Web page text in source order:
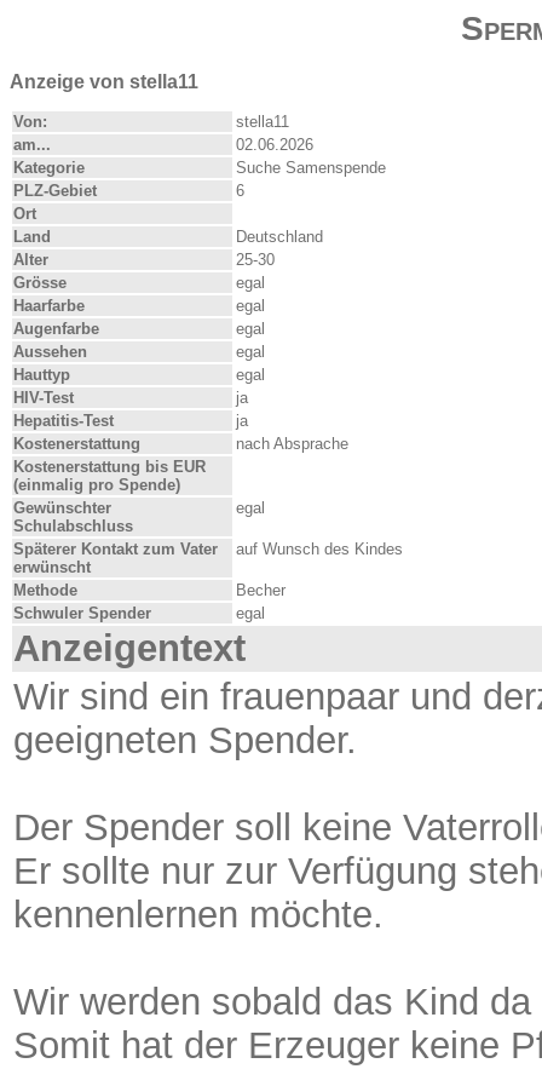
Anzeige von stella11
Von:
stella11
am...
02.06.2026
Kategorie
Suche Samenspende
PLZ-Gebiet
6
Ort
Land
Deutschland
Alter
25-30
Grösse
egal
Haarfarbe
egal
Augenfarbe
egal
Aussehen
egal
Hauttyp
egal
HIV-Test
ja
Hepatitis-Test
ja
Kostenerstattung
nach Absprache
Kostenerstattung bis EUR
(einmalig pro Spende)
Gewünschter
Schulabschluss
egal
Späterer Kontakt zum Vater
erwünscht
auf Wunsch des Kindes
Methode
Becher
Schwuler Spender
egal
Anzeigentext
Wir sind ein frauenpaar und
geeigneten Spender.
Der Spender soll keine
Er sollte nur zur Verfügung
kennenlernen möchte.
Wir werden sobald das Kind
Somit hat der Erzeuger keine